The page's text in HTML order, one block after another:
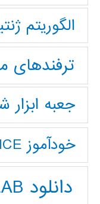
الگوریتم
ترفندهای
جعبه
خودآموز HSPICE
دانلود MATLAB